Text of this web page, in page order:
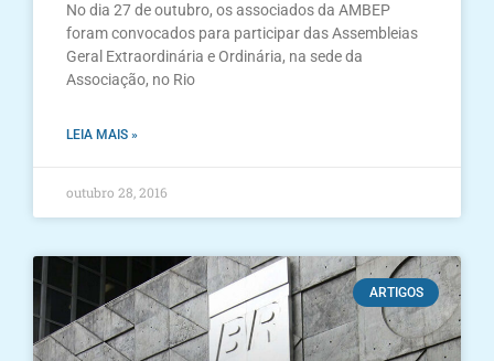
No dia 27 de outubro, os associados da AMBEP
foram convocados para participar das Assembleias
Geral Extraordinária e Ordinária, na sede da
Associação, no Rio
LEIA MAIS »
outubro 28, 2016
ARTIGOS